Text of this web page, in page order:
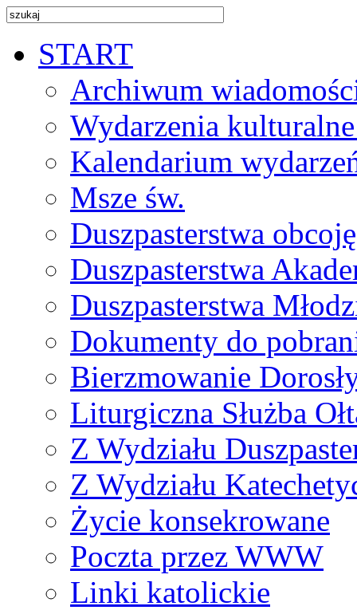
START
Archiwum
Wydarzenia
Kalendarium
Msze św.
Duszpasterstwa
Duszpasterstwa
Duszpasterstwa
Dokumenty do
Bierzmowanie
Liturgiczna Służba
Z Wydziału
Z Wydziału
Życie konsekrowane
Poczta przez WWW
Linki katolickie